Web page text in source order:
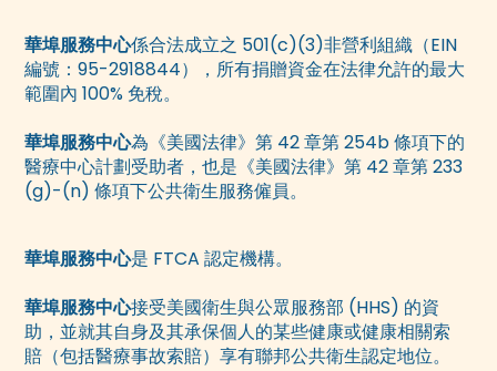
華埠服務中心係合法成立之 501(c)(3)非營利組織（EIN
編號：95-2918844），所有捐贈資金在法律允許的最大
範圍內 100% 免稅。
華埠服務中心為《美國法律》第 42 章第 254b 條項下的
醫療中心計劃受助者，也是《美國法律》第 42 章第 233
(g)-(n) 條項下公共衛生服務僱員。
華埠服務中心是 FTCA 認定機構。
華埠服務中心接受美國衛生與公眾服務部 (HHS) 的資
助，並就其自身及其承保個人的某些健康或健康相關索
賠（包括醫療事故索賠）享有聯邦公共衛生認定地位。